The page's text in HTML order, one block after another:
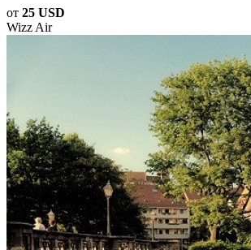
от 25 USD
Wizz Air